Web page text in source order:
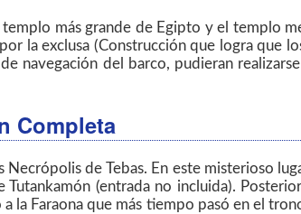
más grande de Egipto y el templo
la exclusa (Construcción que logra que
navegación del barco, pudieran
Completa
de Tebas. En este misterioso
(entrada no incluida).
la Faraona que más tiempo pasó en el